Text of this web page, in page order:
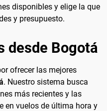
disponibles y elige la que
y presupuesto.
desde Bogotá
ofrecer las mejores
. Nuestro sistema busca
más recientes y las
en vuelos de última hora y